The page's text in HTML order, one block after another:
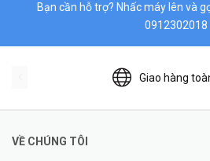
Bạn cần hỗ trợ? Nhấc máy lên và
0912302018
Giao hàng
VỀ CHÚNG TÔI